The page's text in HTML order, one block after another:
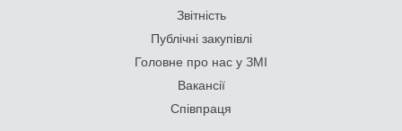
Звітність
Публічні закупівлі
Головне про нас у ЗМІ
Вакансії
Співпраця